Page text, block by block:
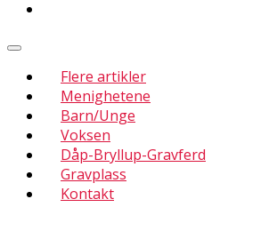
Flere artikler
Menighetene
Barn/Unge
Voksen
Dåp-Bryllup-Gravferd
Gravplass
Kontakt